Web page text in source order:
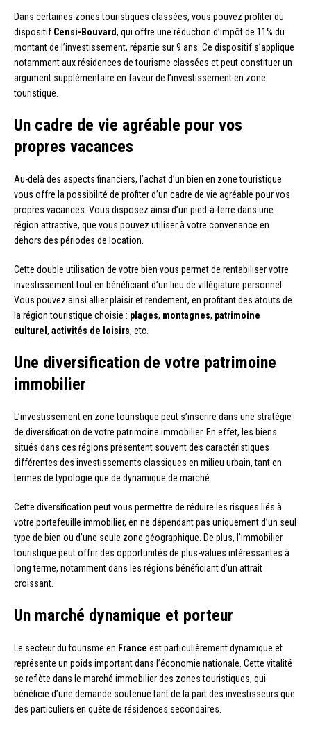
Dans certaines zones touristiques classées, vous pouvez profiter du
dispositif Censi-Bouvard, qui offre une réduction d’impôt de 11% du
montant de l’investissement, répartie sur 9 ans. Ce dispositif s’applique
notamment aux résidences de tourisme classées et peut constituer un
argument supplémentaire en faveur de l’investissement en zone
touristique.
Un cadre de vie agréable pour vos
propres vacances
Au-delà des aspects financiers, l’achat d’un bien en zone touristique
vous offre la possibilité de profiter d’un cadre de vie agréable pour vos
propres vacances. Vous disposez ainsi d’un pied-à-terre dans une
région attractive, que vous pouvez utiliser à votre convenance en
dehors des périodes de location.
Cette double utilisation de votre bien vous permet de rentabiliser votre
investissement tout en bénéficiant d’un lieu de villégiature personnel.
Vous pouvez ainsi allier plaisir et rendement, en profitant des atouts de
la région touristique choisie : plages, montagnes, patrimoine
culturel , activités de loisirs, etc.
Une diversification de votre patrimoine
immobilier
L’investissement en zone touristique peut s’inscrire dans une stratégie
de diversification de votre patrimoine immobilier. En effet, les biens
situés dans ces régions présentent souvent des caractéristiques
différentes des investissements classiques en milieu urbain, tant en
termes de typologie que de dynamique de marché.
Cette diversification peut vous permettre de réduire les risques liés à
votre portefeuille immobilier, en ne dépendant pas uniquement d’un seul
type de bien ou d’une seule zone géographique. De plus, l’immobilier
touristique peut offrir des opportunités de plus-values intéressantes à
long terme, notamment dans les régions bénéficiant d’un attrait
croissant.
Un marché dynamique et porteur
Le secteur du tourisme en France est particulièrement dynamique et
représente un poids important dans l’économie nationale. Cette vitalité
se reflète dans le marché immobilier des zones touristiques, qui
bénéficie d’une demande soutenue tant de la part des investisseurs que
des particuliers en quête de résidences secondaires.